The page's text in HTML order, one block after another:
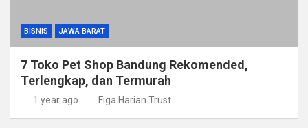
BISNIS JAWA BARAT
7 Toko Pet Shop Bandung Rekomended,
Terlengkap, dan Termurah
1 year ago Figa Harian Trust